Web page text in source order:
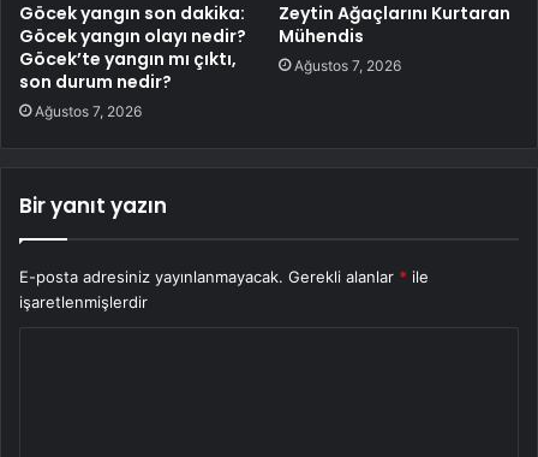
Göcek yangın son dakika:
Göcek yangın olayı nedir?
Göcek’te yangın mı çıktı,
son durum nedir?
Ağustos 7, 2026
Zeytin Ağaçlarını Kurtaran
Mühendis
Ağustos 7, 2026
Bir yanıt yazın
E-posta adresiniz yayınlanmayacak. Gerekli alanlar * ile
işaretlenmişlerdir